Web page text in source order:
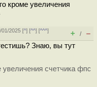
кроме увеличения
01/2025 [^] [^^] [^^^]
+ / –
Знаю, вы тут
увеличения счетчика фпс